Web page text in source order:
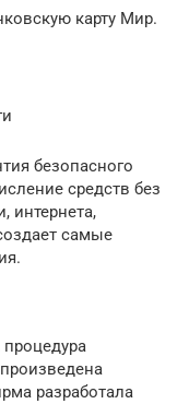
карту Мир.
безопасного
средств без
интернета,
самые
процедура
разработала